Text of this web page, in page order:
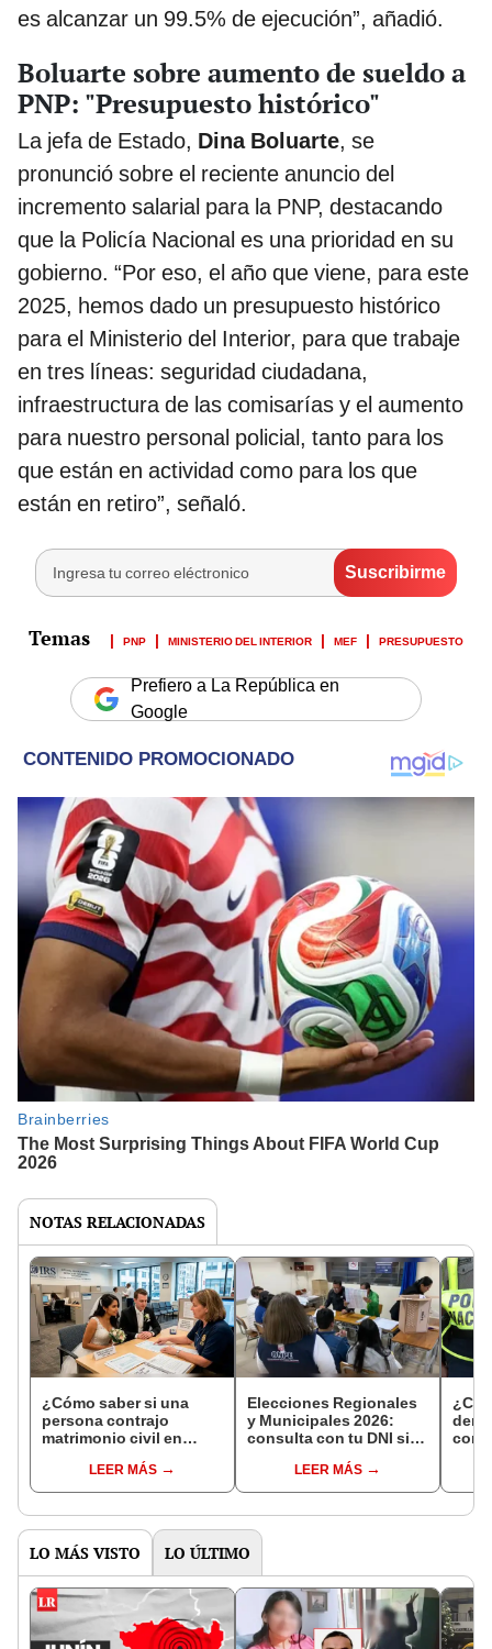
es alcanzar un 99.5% de ejecución”, añadió.
Boluarte sobre aumento de sueldo a
PNP: "Presupuesto histórico"
La jefa de Estado, Dina Boluarte, se
pronunció sobre el reciente anuncio del
incremento salarial para la PNP, destacando
que la Policía Nacional es una prioridad en su
gobierno. “Por eso, el año que viene, para este
2025, hemos dado un presupuesto histórico
para el Ministerio del Interior, para que trabaje
en tres líneas: seguridad ciudadana,
infraestructura de las comisarías y el aumento
para nuestro personal policial, tanto para los
que están en actividad como para los que
están en retiro”, señaló.
PNP MINISTERIO DEL INTERIOR MEF PRESUPUESTO
Prefiero a La República en
Google
NOTAS RELACIONADAS
¿Cómo saber si una
persona contrajo
matrimonio civil en
LEER MÁS
Elecciones Regionales
y Municipales 2026:
consulta con tu DNI si
de mesa para este 4 de
octubre en el link oficial
LEER MÁS
con
LO MÁS VISTO LO ÚLTIMO